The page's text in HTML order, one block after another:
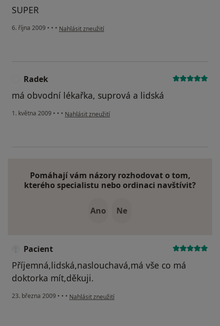
SUPER
6. října 2009 • • • podle názoru uživatele marsé
Nahlásit zneužití
Radek
má obvodní lékařka, suprová a lidská
1. května 2009 • • • podle názoru uživatele Radek
Nahlásit zneužití
Pomáhají vám názory rozhodovat o tom,
kterého specialistu nebo ordinaci navštívit?
Ano Ne
Pacient
Příjemná,lidská,naslouchavá,má vše co má
doktorka mít,děkuji.
23. března 2009 • • • podle názoru uživatele Pacient
Nahlásit zneužití